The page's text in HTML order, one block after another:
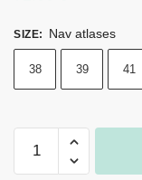
SIZE: Nav atlases
38 39 41
ādas